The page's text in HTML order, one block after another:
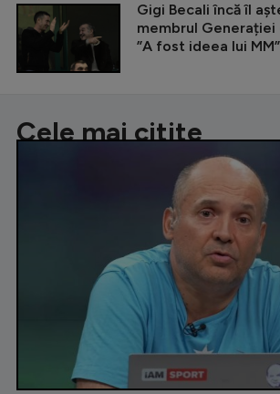
Gigi Becali încă îl
membrul Generației
”A fost ideea lui MM”
Cele mai citite